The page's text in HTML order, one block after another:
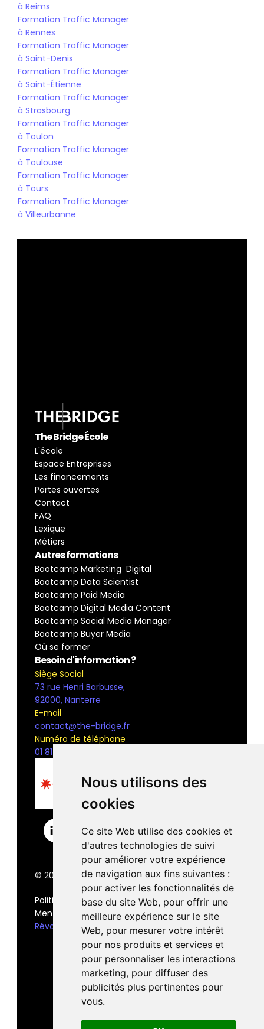
Nous utilisons des
cookies
Ce site Web utilise des cookies et
d'autres technologies de suivi
pour améliorer votre expérience
de navigation aux fins suivantes :
pour activer les fonctionnalités de
base du site Web, pour offrir une
meilleure expérience sur le site
Web, pour mesurer votre intérêt
pour nos produits et services et
pour personnaliser les interactions
marketing, pour diffuser des
publicités plus pertinentes pour
vous.
à Reims
Formation Traffic Manager
à Rennes
Formation Traffic Manager
à Saint-Denis
Formation Traffic Manager
à Saint-Étienne
Formation Traffic Manager
à Strasbourg
Formation Traffic Manager
à Toulon
Formation Traffic Manager
à Toulouse
Formation Traffic Manager
à Tours
Formation Traffic Manager
à Villeurbanne
The Bridge École
L'école
Espace Entreprises
Les financements
Portes ouvertes
Contact
FAQ
Lexique
Métiers
Autres formations
Bootcamp Marketing  Digital
Bootcamp Data Scientist
Bootcamp Paid Media
Bootcamp Digital Media Content
Bootcamp Social Media Manager
Bootcamp Buyer Media
Où se former
Besoin d'information ?
Siège Social
73 rue Henri Barbusse,
92000, Nanterre
E-mail
contact@the-bridge.fr
Numéro de téléphone
01 81 93 68 42
© 2026 The Bridge Ecole. | Tous droits réservés.
Politique de confidentialité
Mentions légales
Révoquer les cookies